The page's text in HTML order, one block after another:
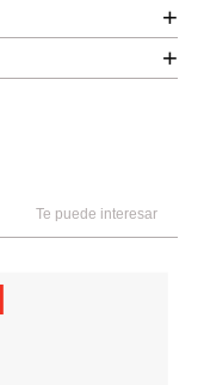
+
+
Te puede interesar